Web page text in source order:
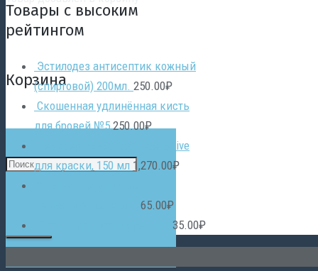
Корзина
Товары с высоким
рейтингом
Эстилодез антисептик кожный
(спиртовой) 200мл. 250.00₽
Скошенная удлинённая кисть
для бровей №5 250.00₽
Ремувер REFECTOCIL Sensitive
для краски, 150 мл 1,270.00₽
65.00₽
35.00₽